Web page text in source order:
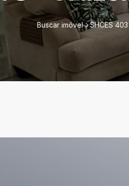
Buscar imóvel SHCES